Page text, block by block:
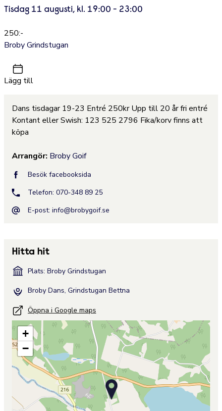
Tisdag 11 augusti, kl. 19:00 - 23:00
250:-
Broby Grindstugan
Lägg till
Dans tisdagar 19-23 Entré 250kr Upp till 20 år fri entré
Kontant eller Swish: 123 525 2796 Fika/korv finns att
köpa
Arrangör: Broby Goif
Besök facebooksida
Telefon: 070-348 89 25
E-post: info@brobygoif.se
Hitta hit
Plats: Broby Grindstugan
Broby Dans, Grindstugan Bettna
Öppna i Google maps
+
−